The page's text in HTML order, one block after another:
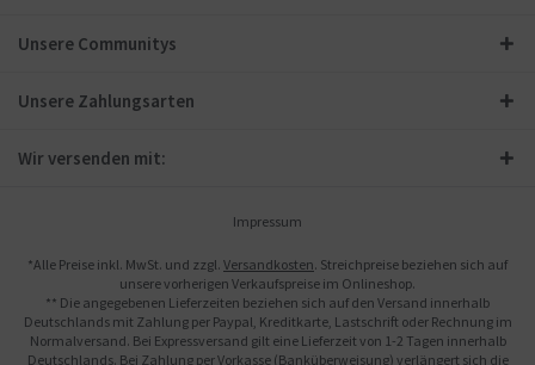
Unsere Communitys
Unsere Zahlungsarten
Wir versenden mit:
Impressum
*Alle Preise inkl. MwSt. und zzgl. Versandkosten. Streichpreise beziehen sich auf
unsere vorherigen Verkaufspreise im Onlineshop.
** Die angegebenen Lieferzeiten beziehen sich auf den Versand innerhalb
Deutschlands mit Zahlung per Paypal, Kreditkarte, Lastschrift oder Rechnung im
Normalversand. Bei Expressversand gilt eine Lieferzeit von 1-2 Tagen innerhalb
Deutschlands. Bei Zahlung per Vorkasse (Banküberweisung) verlängert sich die